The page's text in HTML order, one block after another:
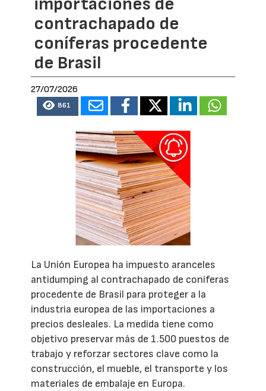
contrachapado de
coníferas procedente
de Brasil
27/07/2026
861
La Unión Europea ha impuesto aranceles
antidumping al contrachapado de coníferas
procedente de Brasil para proteger a la
industria europea de las importaciones a
precios desleales. La medida tiene como
objetivo preservar más de 1.500 puestos de
trabajo y reforzar sectores clave como la
construcción, el mueble, el transporte y los
materiales de embalaje en Europa.